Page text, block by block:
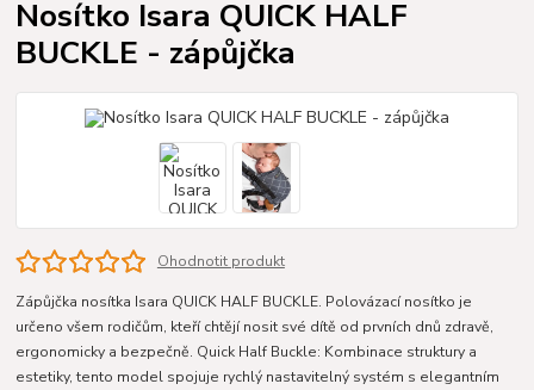
Nosítko Isara QUICK HALF
BUCKLE - zápůjčka
Ohodnotit produkt
Zápůjčka nosítka Isara QUICK HALF BUCKLE. Polovázací nosítko je
určeno všem rodičům, kteří chtějí nosit své dítě od prvních dnů zdravě,
ergonomicky a bezpečně. Quick Half Buckle: Kombinace struktury a
estetiky, tento model spojuje rychlý nastavitelný systém s elegantním